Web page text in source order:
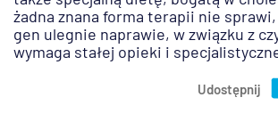
żadna znana forma terapii nie
gen ulegnie naprawie, w związku z
wymaga stałej opieki i
Udostępnij